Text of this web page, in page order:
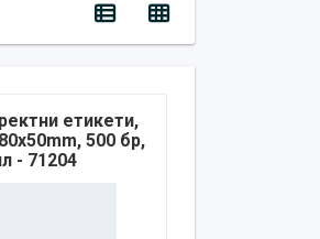
етикети,
500 бр,
- 71204